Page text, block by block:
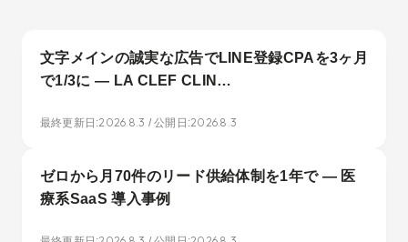
文字メインの誠実な広告でLINE登録CPAを3ヶ月
で1/3に — LA CLEF CLIN…
最終更新日:2026.8.3 / 公開日:2026.8.3
ゼロから月70件のリード供給体制を1年で — 医
療系SaaS 導入事例